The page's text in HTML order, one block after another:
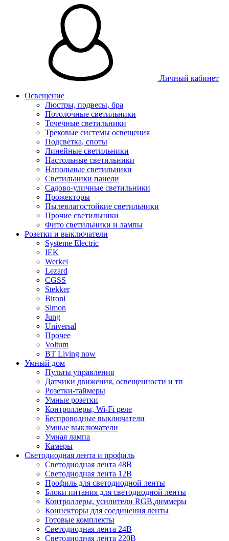
Личный кабинет
Освещение
Люстры, подвесы, бра
Потолочные светильники
Точечные светильники
Трековые системы освещения
Подсветка, споты
Линейные светильники
Настольные светильники
Напольные светильники
Светильники панели
Садово-уличные светильники
Прожекторы
Пылевлагостойкие светильники
Прочие светильники
Фито светильники и лампы
Розетки и выключатели
Systeme Electric
IEK
Werkel
Lezard
CGSS
Stekker
Bironi
Simon
Jung
Universal
Прочее
Voltum
BT Living now
Умный дом
Пульты управления
Датчики движения, освещенности и тп
Розетки-таймеры
Умные розетки
Контроллеры, Wi-Fi реле
Беспроводные выключатели
Умные выключатели
Умная лампа
Камеры
Светодиодная лента и профиль
Светодиодная лента 48В
Светодиодная лента 12В
Профиль для светодиодной ленты
Блоки питания для светодиодной ленты
Контроллеры, усилители RGB,диммеры
Коннекторы для соединения ленты
Готовые комплекты
Светодиодная лента 24В
Светодиодная лента 220В